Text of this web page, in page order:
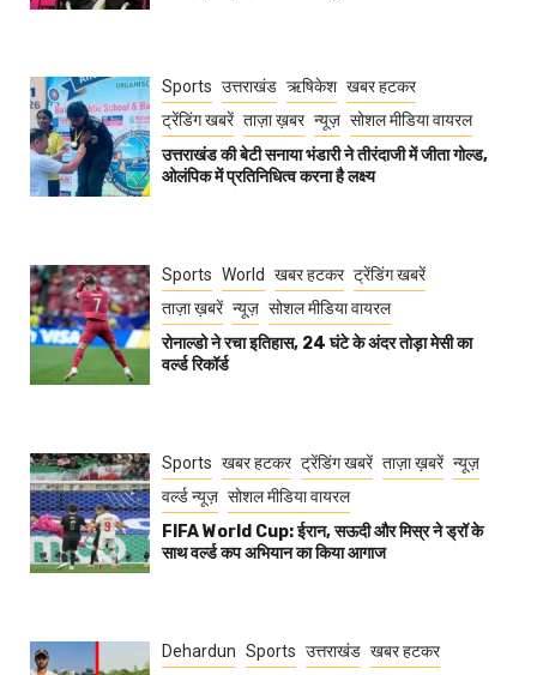
Sports उत्तराखंड ऋषिकेश खबर हटकर
ट्रेंडिंग खबरें ताज़ा ख़बर न्यूज़ सोशल मीडिया वायरल
उत्तराखंड की बेटी सनाया भंडारी ने तीरंदाजी में जीता गोल्ड,
ओलंपिक में प्रतिनिधित्व करना है लक्ष्य
Sports World खबर हटकर ट्रेंडिंग खबरें
ताज़ा ख़बरें न्यूज़ सोशल मीडिया वायरल
रोनाल्डो ने रचा इतिहास, 24 घंटे के अंदर तोड़ा मेसी का
वर्ल्ड रिकॉर्ड
Sports खबर हटकर ट्रेंडिंग खबरें ताज़ा ख़बरें न्यूज़
वर्ल्ड न्यूज़ सोशल मीडिया वायरल
FIFA World Cup: ईरान, सऊदी और मिस्र ने ड्रॉ के
साथ वर्ल्ड कप अभियान का किया आगाज
Dehardun Sports उत्तराखंड खबर हटकर